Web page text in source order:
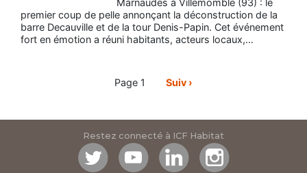
premier coup de pelle annonçant la déconstruction de la
barre Decauville et de la tour Denis-Papin. Cet événement
fort en émotion a réuni habitants, acteurs locaux,…
Page 1
Page
Suiv ›
Restez connecté à ICF Habitat